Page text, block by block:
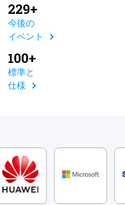
229+
今後の
イベント
100+
標準と
仕様